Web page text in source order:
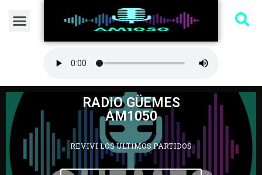
RADIO GÜEMES
AM1050
REVIVI LOS ULTIMOS PARTIDOS